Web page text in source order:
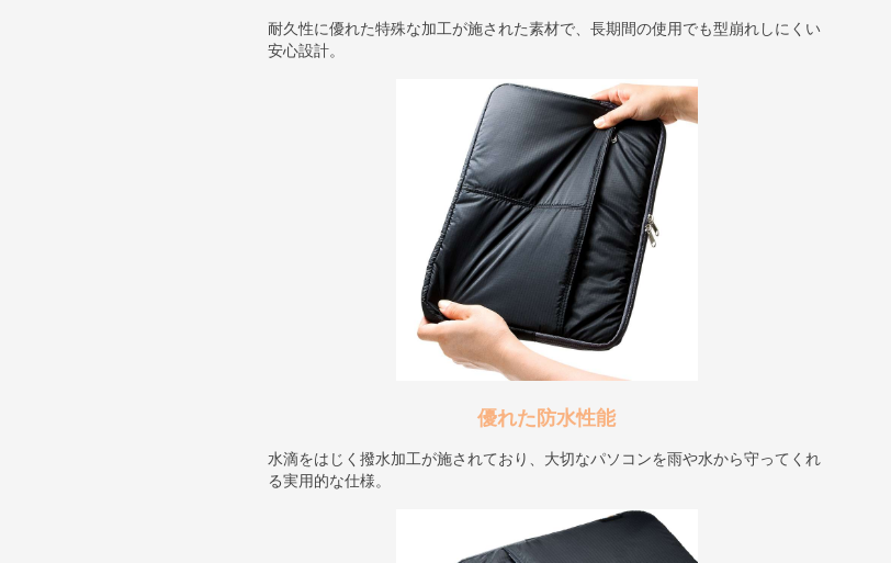
耐久性に優れた特殊な加工が施された素材で、長期間の使用でも型崩れしにくい
安心設計。
優れた防水性能
水滴をはじく撥水加工が施されており、大切なパソコンを雨や水から守ってくれ
る実用的な仕様。